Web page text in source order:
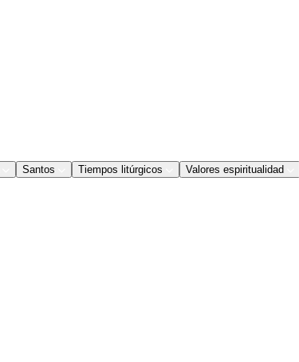
Santos Tiempos litúrgicos Valores espiritualidad